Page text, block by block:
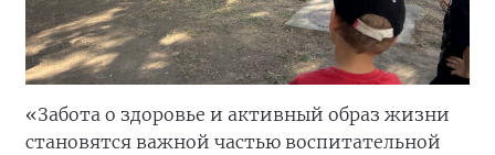
«Забота о здоровье и активный образ жизни
становятся важной частью воспитательной